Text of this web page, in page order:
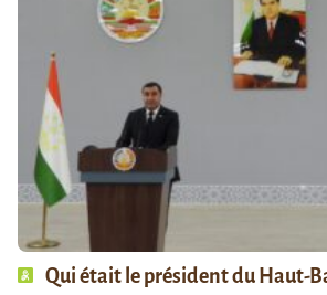
Qui était le président du Haut-